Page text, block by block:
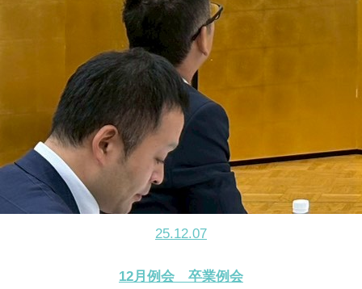
25.12.07
12月例会 卒業例会